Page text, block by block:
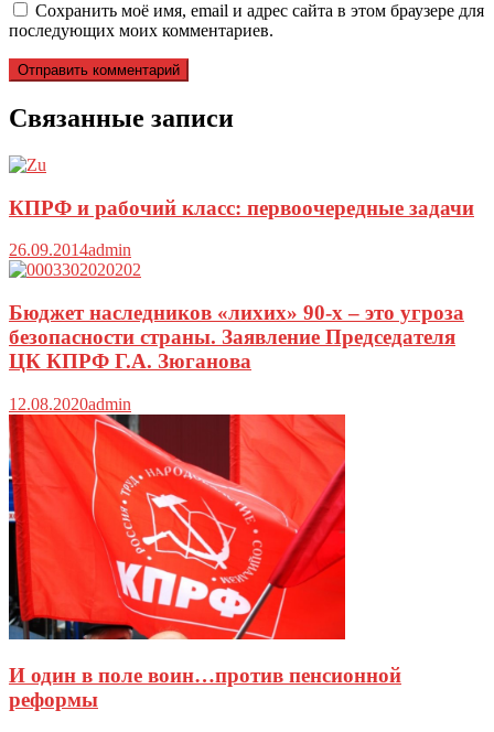
Сохранить моё имя, email и адрес сайта в этом браузере для
последующих моих комментариев.
Связанные записи
КПРФ и рабочий класс: первоочередные задачи
26.09.2014admin
Бюджет наследников «лихих» 90-х – это угроза
безопасности страны. Заявление Председателя
ЦК КПРФ Г.А. Зюганова
12.08.2020admin
И один в поле воин…против пенсионной
реформы